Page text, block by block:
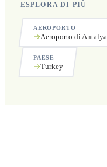
ESPLORA DI PIÙ
AEROPORTO
Aeroporto di Antalya
PAESE
Turkey